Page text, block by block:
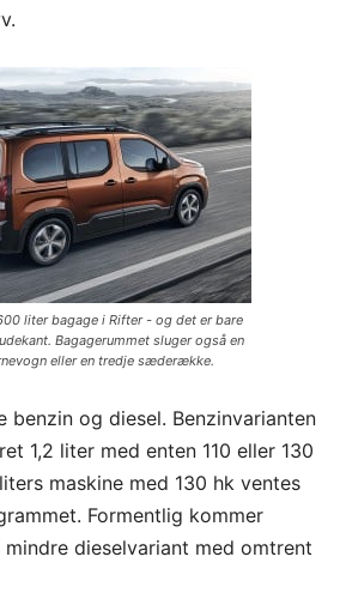
liter bagage i Rifter - og det er bare
Bagagerummet sluger også en
eller en tredje sæderække.
benzin og diesel. Benzinvarianten
1,2 liter med enten 110 eller 130
maskine med 130 hk ventes
Formentlig kommer
dieselvariant med omtrent